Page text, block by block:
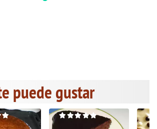
puede gustar